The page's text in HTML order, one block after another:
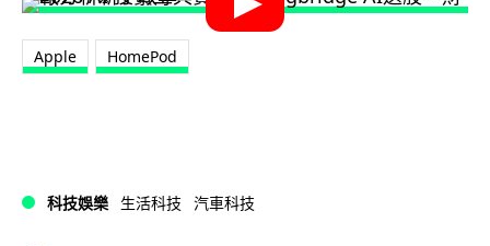
Apple HomePod
科技娛樂 生活科技 汽車科技